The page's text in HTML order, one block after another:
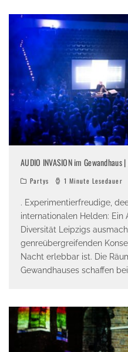
AUDIO INVASION im
Partys 1 Minute Lesedauer
. Experimentierfreudige,
internationalen Helden: Ein
Diversität Leipzigs
genreübergreifenden
Nacht erlebbar ist. Die
Gewandhauses schaffen